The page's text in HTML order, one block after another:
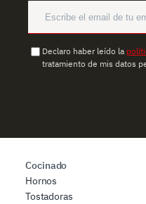
Declaro haber leído la
tratamiento de mis datos
Cocinado
Hornos
Tostadoras